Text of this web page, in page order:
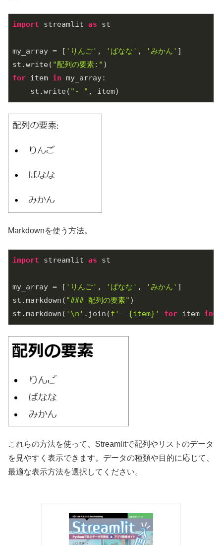
import streamlit as st
my_array = [ 'りんご' , 'ばなな' , 'みかん' ]
st.write( "配列の要素:"
for item in my_array:
    st.write(
"- "
Markdownを使う方法。
import streamlit as st
my_array = [ 'りんご' , 'ばなな' , 'みかん' ]
st.markdown( "### 配列の要素" )
st.markdown( '\n' .join(f'- {item} ' for item in
これらの方法を使って、Streamlitで配列やリストのデータ
を見やすく表示できます。データの種類や目的に応じて、
最適な表示方法を選択してください。